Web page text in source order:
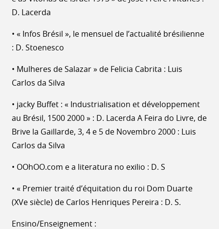
D. Lacerda
• « Infos Brésil », le mensuel de l’actualité brésilienne
: D. Stoenesco
• Mulheres de Salazar » de Felicia Cabrita : Luis
Carlos da Silva
• jacky Buffet : « Industrialisation et développement
au Brésil, 1500 2000 » : D. Lacerda A Feira do Livre, de
Brive la Gaillarde, 3, 4 e 5 de Novembro 2000 : Luis
Carlos da Silva
• OOhOO.com e a literatura no exilio : D. S
• « Premier traité d’équitation du roi Dom Duarte
(XVe siècle) de Carlos Henriques Pereira : D. S.
Ensino/Enseignement :